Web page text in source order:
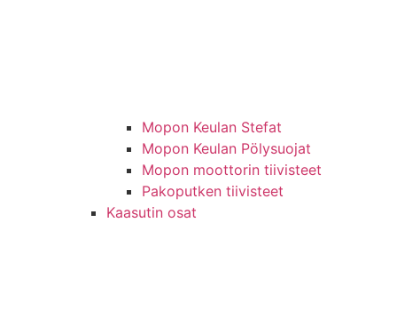
Mopon Keulan Stefat
Mopon Keulan Pölysuojat
Mopon moottorin tiivisteet
Pakoputken tiivisteet
Kaasutin osat